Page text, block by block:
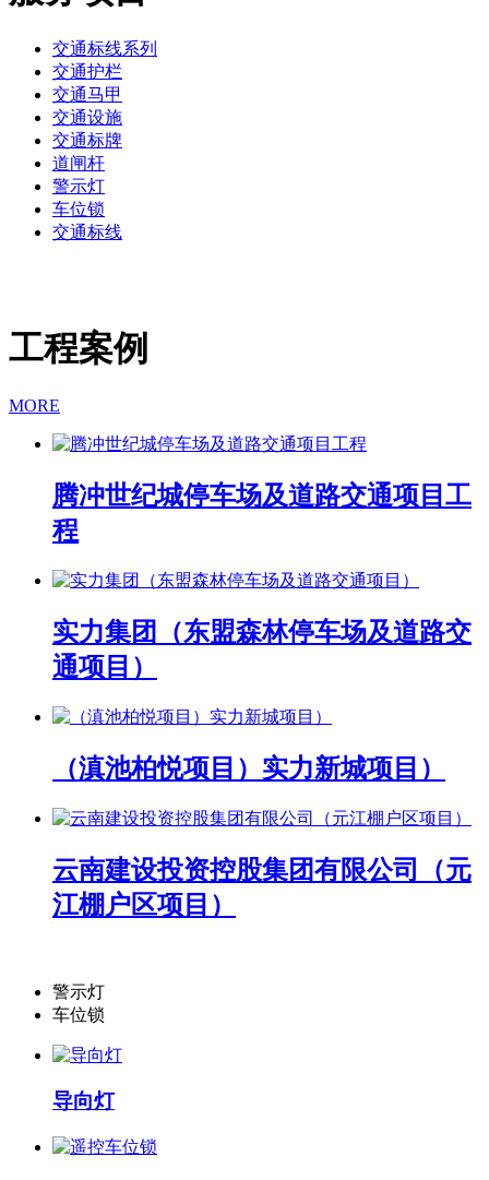
交通标线系列
交通护栏
交通马甲
交通设施
交通标牌
道闸杆
警示灯
车位锁
交通标线
工程案例
MORE
腾冲世纪城停车场及道路交通项目工
程
实力集团（东盟森林停车场及道路交
通项目）
（滇池柏悦项目）实力新城项目）
云南建设投资控股集团有限公司（元
江棚户区项目）
警示灯
车位锁
导向灯